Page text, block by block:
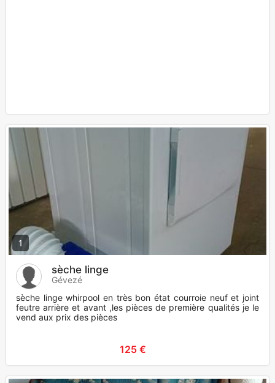
1
sèche linge
Gévezé
sèche linge whirpool en très bon état courroie neuf et joint
feutre arrière et avant ,les pièces de première qualités je le
vend aux prix des pièces
125 €